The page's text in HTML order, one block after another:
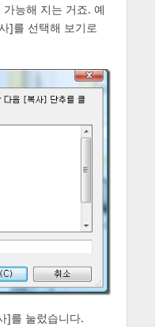
가능해 지는 거죠. 예
]를 선택해 보기로
]를 눌렀습니다.